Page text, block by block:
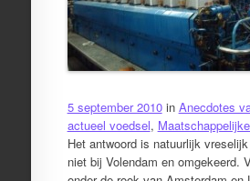
5 september 2010in Anecdotes
actueel voedsel,
Het antwoord is natuurlijk
niet bij Volendam en omgekeerd.